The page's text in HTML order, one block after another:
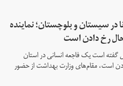
سیستان و بلوچستان؛ نماینده
رخ دادن است
گفته است یک فاجعه انسانی در استان
است، مقام‌های وزارت بهداشت از حضور